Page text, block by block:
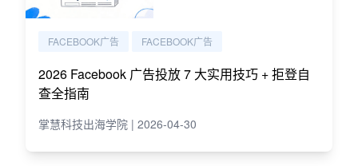
FACEBOOK广告 FACEBOOK广告
2026 Facebook 广告投放 7 大实用技巧 + 拒登自
查全指南
掌慧科技出海学院 | 2026-04-30